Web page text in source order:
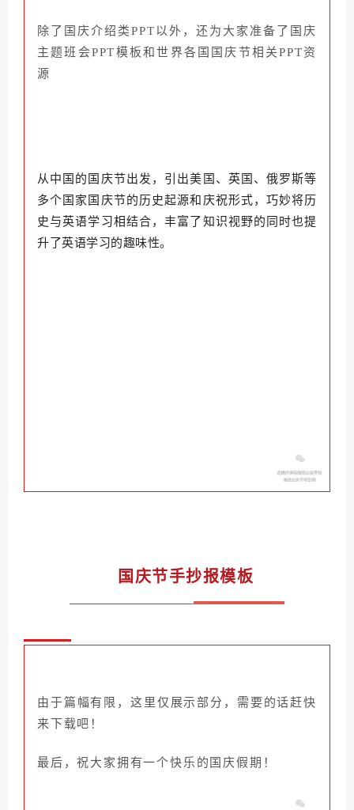
除了国庆介绍类PPT以外，还为大家准备了国庆
主题班会PPT模板和世界各国国庆节相关PPT资
源
从中国的国庆节出发，引出美国、英国、俄罗斯等
多个国家国庆节的历史起源和庆祝形式，巧妙将历
史与英语学习相结合，丰富了知识视野的同时也提
升了英语学习的趣味性。
国庆节手抄报模板
由于篇幅有限，这里仅展示部分，需要的话赶快
来下载吧！
最后，祝大家拥有一个快乐的国庆假期！